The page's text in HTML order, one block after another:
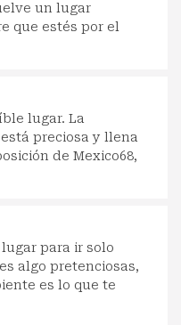
un lugar
que estés por el
lugar. La
preciosa y llena
de Mexico68,
lugar para ir solo
algo pretenciosas,
es lo que te